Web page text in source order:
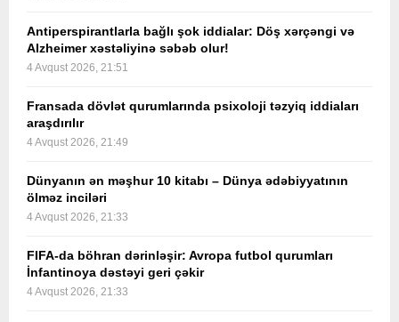
Antiperspirantlarla bağlı şok iddialar: Döş xərçəngi və
Alzheimer xəstəliyinə səbəb olur!
4 Avqust 2026, 21:51
Fransada dövlət qurumlarında psixoloji təzyiq iddiaları
araşdırılır
4 Avqust 2026, 21:49
Dünyanın ən məşhur 10 kitabı – Dünya ədəbiyyatının
ölməz inciləri
4 Avqust 2026, 21:33
FIFA-da böhran dərinləşir: Avropa futbol qurumları
İnfantinoya dəstəyi geri çəkir
4 Avqust 2026, 21:33